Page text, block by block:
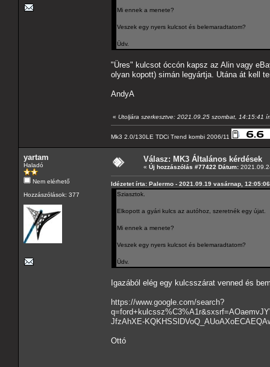
Mi ennek a menete?
Veszek egy nyers kulcsot és belemaradtatom?
Üdv.
"Üres" kulcsot óccón kapsz az Alin vagy
olyan kopott) simán legyártja. Utána át kell
AndyA
« Utoljára szerkesztve: 2021.09.25 szombat, 14:15:41
Mk3 2.0/130LE TDCi Trend kombi 2006/11
yartam
Haladó
Nem elérhető
Hozzászólások: 377
Válasz: MK3 Általános kérdések
« Új hozzászólás #77422 Dátum:
Idézetet írta: Palermo - 2021.09.19 vasárnap, 12:05:06
Sziasztok.
Elkopott a gyári kulcs az autóhoz, szeretnék egy újat.
Mi ennek a menete?
Veszek egy nyers kulcsot és belemaradtatom?
Üdv.
Igazából elég egy kulcsszárat venned és
https://www.google.com/search?
JfzAhXE-
Ottó